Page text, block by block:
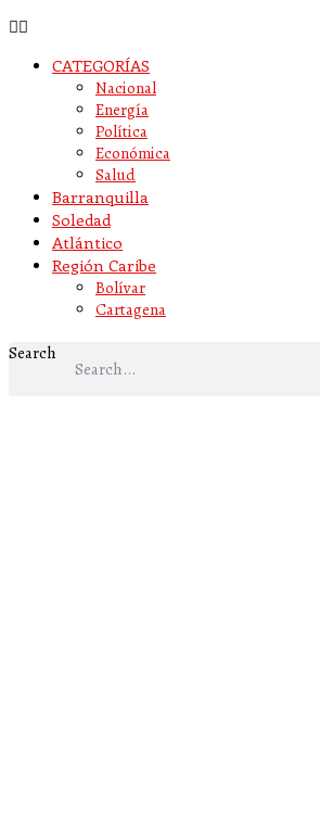
CATEGORÍAS
Nacional
Energía
Política
Económica
Salud
Barranquilla
Soledad
Atlántico
Región Caribe
Bolívar
Cartagena
Search